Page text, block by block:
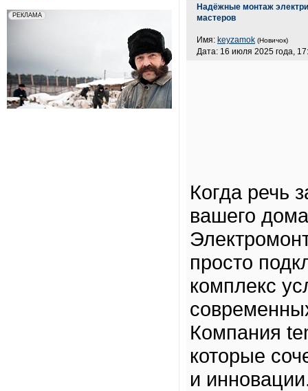
Надёжные монтаж
мастеров
Имя: keyzamok (Новичок)
Дата: 16 июля 2025 года,
Когда речь
вашего
просто
комплекс
Компания
которые
и